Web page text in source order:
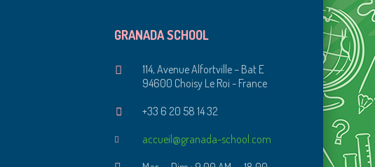
GRANADA SCHOOL
114, Avenue Alfortville – Bat E
94600 Choisy Le Roi - France
+33 6 20 58 14 32
accueil@granada-school.com